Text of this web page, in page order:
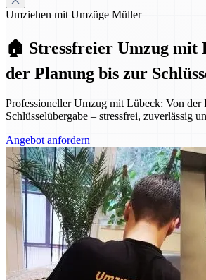
Umziehen mit Umzüge Müller
🏠 Stressfreier Umzug mit
der Planung bis zur
Professioneller Umzug mit Lübeck: Von der
Schlüsselübergabe – stressfrei, zuverlässig
Angebot anfordern